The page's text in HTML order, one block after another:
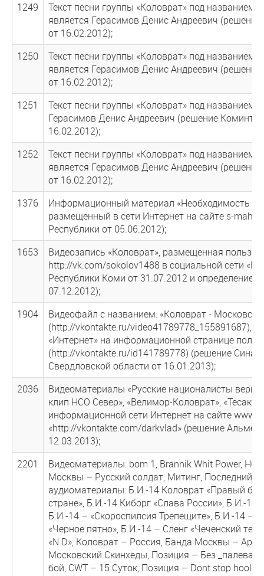
1249
Текст песни группы «Коловрат» под названием
является Герасимов Денис Андреевич
от 16.02.2012);
1250
Текст песни группы «Коловрат» под
является Герасимов Денис Андреевич
от 16.02.2012);
1251
Текст песни группы «Коловрат» под названием
Герасимов Денис Андреевич (решение
16.02.2012);
1252
Текст песни группы «Коловрат» под названием
является Герасимов Денис Андреевич
от 16.02.2012);
1376
Информационный материал «Необходимость
размещенный в сети Интернет на сайте s-
Республики от 05.06.2012);
1653
Видеозапись «Коловрат», размещенная
http://vk.com/sokolov1488 в социальной сети
Республики Коми от 31.07.2012 и определение
07.12.2012);
1904
Видеофайл с названием: «Коловрат -
(http://vkontakte.ru/video41789778_155891687),
«Интернет» на информационной странице
(http://vkontakte.ru/id141789778) (решение
Свердловской области от 16.01.2013);
2036
Видеоматериалы «Русские националисты
клип НСО Север», «Велимор-Коловрат»,
информационной сети Интернет на сайте
«http://vkontakte.com/darkvlad» (решение
12.03.2013);
2201
Видеоматериалы: bom 1, Brannik Whit Power,
Москвы – Русский солдат, Митинг, Последний
аудиоматериалы: Б.И.-14 Коловрат «Правый
стране», Б.И.-14 Киборг «Слава России», Б.И.-
Б.И.-14 – «Скороспилсия Трепещите», Б.И.-14 –
«Черное пятно», Б.И.-14 – Сленг «Чеченский
«N.D», Коловрат – Россия, Банда Москвы –
Московский Скинхеды, Позиция – Без
бой, CWT – 15 Суток, Позиция – Dont stop